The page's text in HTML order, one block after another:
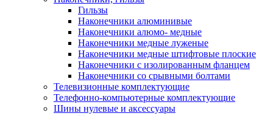
Гильзы
Наконечники алюминивые
Наконечники алюмо- медные
Наконечники медные луженые
Наконечники медные штифтовые плоские
Наконечники с изолированным фланцем
Наконечники со срывными болтами
Телевизионные комплектующие
Телефонно-компьютерные комплектующие
Шины нулевые и аксессуары